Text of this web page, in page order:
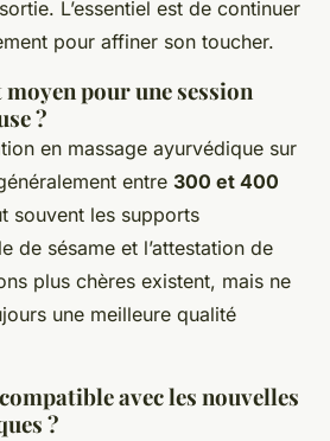
L’essentiel est de continuer
pour affiner son toucher.
moyen pour une session
?
en massage ayurvédique sur
entre 300 et 400
souvent les supports
de sésame et l’attestation de
plus chères existent, mais ne
une meilleure qualité
avec les nouvelles
?